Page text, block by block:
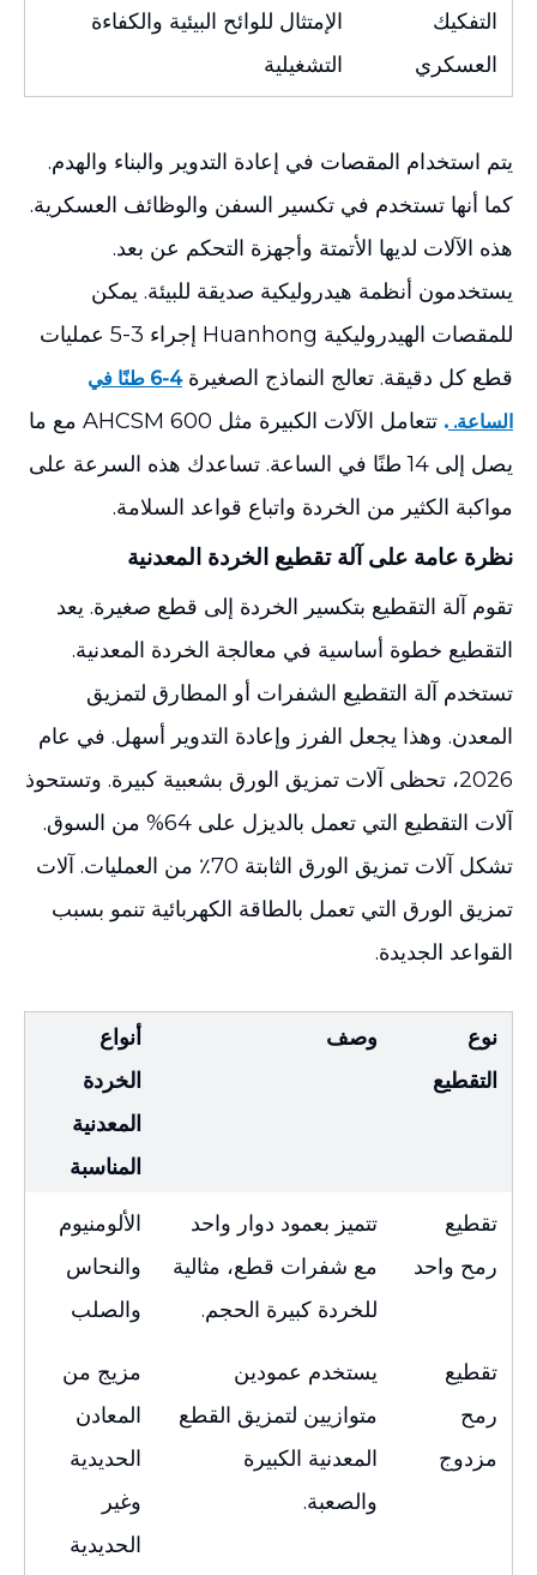
التفكيك
العسكري
الإمتثال للوائح البيئية والكفاءة
التشغيلية
يتم استخدام المقصات في إعادة التدوير والبناء والهدم.
كما أنها تستخدم في تكسير السفن والوظائف العسكرية.
هذه الآلات لديها الأتمتة وأجهزة التحكم عن بعد.
يستخدمون أنظمة هيدروليكية صديقة للبيئة. يمكن
للمقصات الهيدروليكية Huanhong إجراء 3-5 عمليات
قطع كل دقيقة. تعالج النماذج الصغيرة
4-6 طنًا في
الساعة. .
تتعامل الآلات الكبيرة مثل AHCSM 600 مع ما
يصل إلى 14 طنًا في الساعة. تساعدك هذه السرعة على
مواكبة الكثير من الخردة واتباع قواعد السلامة.
نظرة عامة على آلة تقطيع الخردة المعدنية
تقوم آلة التقطيع بتكسير الخردة إلى قطع صغيرة. يعد
التقطيع خطوة أساسية في معالجة الخردة المعدنية.
تستخدم آلة التقطيع الشفرات أو المطارق لتمزيق
المعدن. وهذا يجعل الفرز وإعادة التدوير أسهل. في عام
2026، تحظى آلات تمزيق الورق بشعبية كبيرة. وتستحوذ
آلات التقطيع التي تعمل بالديزل على 64% من السوق.
تشكل آلات تمزيق الورق الثابتة 70٪ من العمليات. آلات
تمزيق الورق التي تعمل بالطاقة الكهربائية تنمو بسبب
القواعد الجديدة.
نوع
التقطيع
وصف
أنواع
الخردة
المعدنية
المناسبة
تقطيع
رمح واحد
تتميز بعمود دوار واحد
مع شفرات قطع، مثالية
للخردة كبيرة الحجم.
الألومنيوم
والنحاس
والصلب
تقطيع
رمح
مزدوج
يستخدم عمودين
متوازيين لتمزيق القطع
المعدنية الكبيرة
والصعبة.
مزيج من
المعادن
الحديدية
وغير
الحديدية